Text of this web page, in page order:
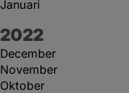
Januari
År:
2022
December
November
Oktober